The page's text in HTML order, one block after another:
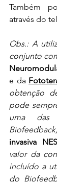
Também
através do
Obs.: A
e da
obtenção
pode
uma das
invasiva
valor da
incluído a
do